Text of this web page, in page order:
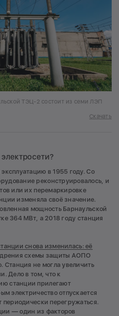
ТЭЦ-2 состоит из семи ЛЭП
Скачать
в 1955 году. Со
реконструировалось, и
или их перемаркировке
изменяла своё значение.
мощность Барнаульской
364 МВт, а 2018 году станция
снова изменилась: её
схемы защиты АОПО
Станция не могла увеличить
Дело в том, что к
станции прилегают
электричество отпускается
периодически перегружаться.
— один из факторов